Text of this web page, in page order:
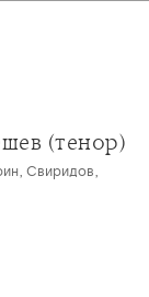
(тенор)
Свиридов,